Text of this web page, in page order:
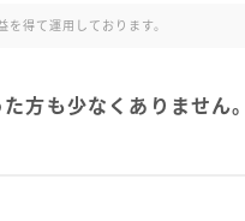
得て運用しております。
方も少なくありません。